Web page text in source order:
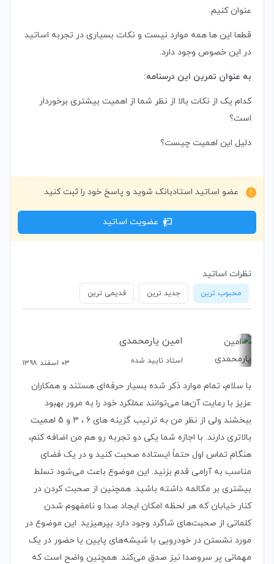
عنوان کنیم.
قطعا این ها همه موارد نیست و نکات بسیاری در تجربه اساتید
در این خصوص وجود دارد.
به عنوان تمرین این درسنامه:
کدام یک از نکات بالا از نظر شما از اهمیت بیشتری برخوردار
است؟
دلیل این اهمیت چیست؟
عضو اساتید استادبانک شوید و پاسخ خود را ثبت کنید
عضویت اساتید
نظرات اساتید
محبوب ترین جدید ترین قدیمی ترین
امین یارمحمدی
استاد تایید شده ۰۳ اسفند ۱۳۹۸
با سلام، تمام موارد ذکر شده بسیار حرفه‌ای هستند و همکاران
عزیز با رعایت آن‌ها می‌توانند عملکرد خود را به مرور بهبود
ببخشند ولی از نظر من به ترتیب گزینه های 6 ، 3 و 5 اهمیت
بالاتری دارند. با اجازه شما یکی دو تجربه رو هم من اضافه کنم،
هنگام تماس اول حتماً ایستاده صحبت کنید و در یک فضای
مناسب به آرامی قدم بزنید. این موضوع باعث می‌شود تسلط
بیشتری بر مکالمه داشته باشید. همچنین از صحبت کردن در
کنار خیابان که هر لحظه امکان ایجاد صدا و نامفهوم شدن
کلماتی از صحبت‌های شاگرد وجود دارد بپرهیزید. این موضوع در
مورد نشستن در خودرویی با شیشه‌های پایین یا حضور در یک
مهمانی پر سروصدا نیز صدق می‌کند. همچنین واضح است که